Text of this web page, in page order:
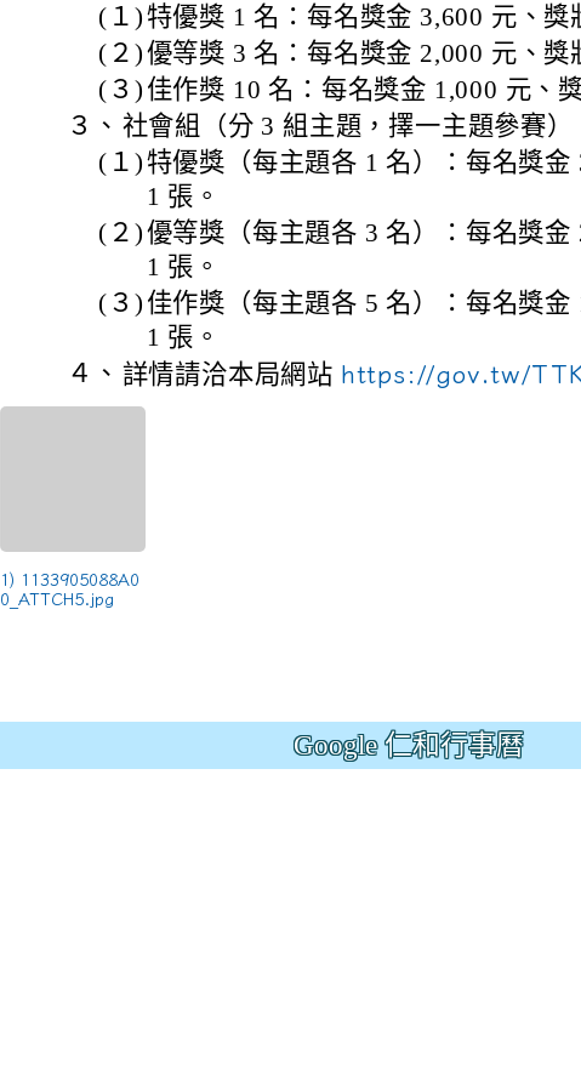
(１)特優獎 1 名：每名獎金 3,600 元、獎
(２)優等獎 3 名：每名獎金 2,000 元、獎
(３) 佳作獎 10 名：每名獎金 1,000 元、
３、 社會組（分 3 組主題，擇一主題參賽）
(１)特優獎（每主題各 1 名）：每名獎金
1 張。
(２)優等獎（每主題各 3 名）：每名獎金
1 張。
(３) 佳作獎（每主題各 5 名）：每名獎金
1 張。
４、 詳情請洽本局網站 https://gov.tw/
1) 1133905088A0
0_ATTCH5.jpg
Google 仁和行事曆